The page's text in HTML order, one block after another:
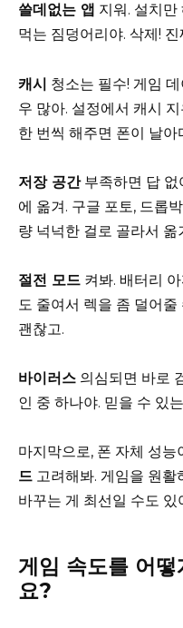
쓸데없는 앱 지워. 설치
먹는 짐덩어리야. 삭제!
캐시 청소는 필수! 게임
우 많아. 설정에서 캐시
한 번씩 해주면 폰이 날아
저장 공간부족하면 답 없
에 옮겨. 구글 포토, 드롭
량 넉넉한 걸로 골라서 옮
절전 모드 켜봐. 배터리
도 줄여서 렉을 좀 덜어
괜찮고.
바이러스 의심되면 바로
인 중 하나야. 믿을 수 있
마지막으로, 폰 자체 성능
드 고려해봐. 게임을 원
바꾸는 게 최선일 수도 있
게임 속도를 어
요?